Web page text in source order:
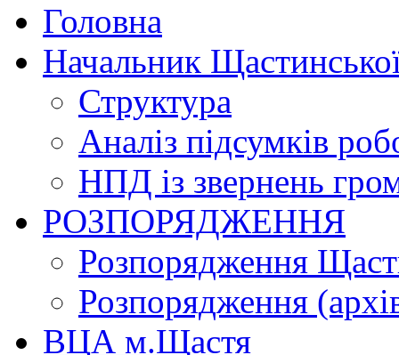
Головна
Начальник
Структура
Аналіз підсумків
НПД із звернень
РОЗПОРЯДЖЕННЯ
Розпорядження
Розпорядження
ВЦА м.Щастя